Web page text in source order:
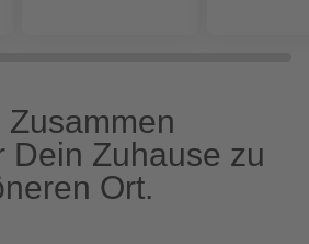
Dein Zuhause zu
Ort.